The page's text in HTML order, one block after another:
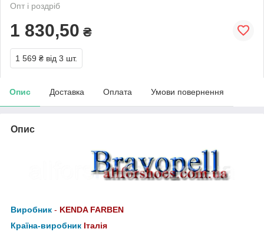
Опт і роздріб
1 830,50 ₴
1 569 ₴ від 3 шт.
Опис Доставка Оплата Умови повернення
Опис
Виробник - KENDA FARBEN
Країна-виробник Італія